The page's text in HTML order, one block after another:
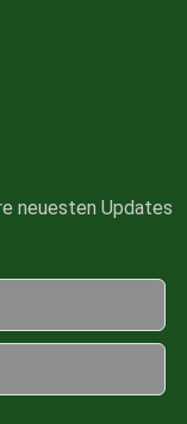
neuesten Updates